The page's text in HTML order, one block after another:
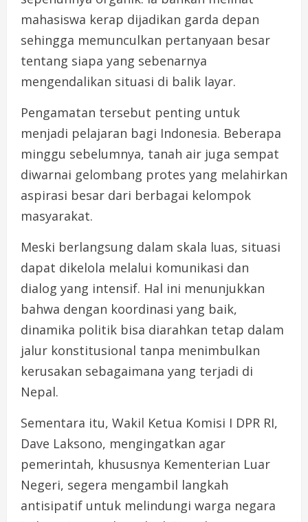
mahasiswa kerap dijadikan garda depan
sehingga memunculkan pertanyaan besar
tentang siapa yang sebenarnya
mengendalikan situasi di balik layar.
Pengamatan tersebut penting untuk
menjadi pelajaran bagi Indonesia. Beberapa
minggu sebelumnya, tanah air juga sempat
diwarnai gelombang protes yang melahirkan
aspirasi besar dari berbagai kelompok
masyarakat.
Meski berlangsung dalam skala luas, situasi
dapat dikelola melalui komunikasi dan
dialog yang intensif. Hal ini menunjukkan
bahwa dengan koordinasi yang baik,
dinamika politik bisa diarahkan tetap dalam
jalur konstitusional tanpa menimbulkan
kerusakan sebagaimana yang terjadi di
Nepal.
Sementara itu, Wakil Ketua Komisi I DPR RI,
Dave Laksono, mengingatkan agar
pemerintah, khususnya Kementerian Luar
Negeri, segera mengambil langkah
antisipatif untuk melindungi warga negara